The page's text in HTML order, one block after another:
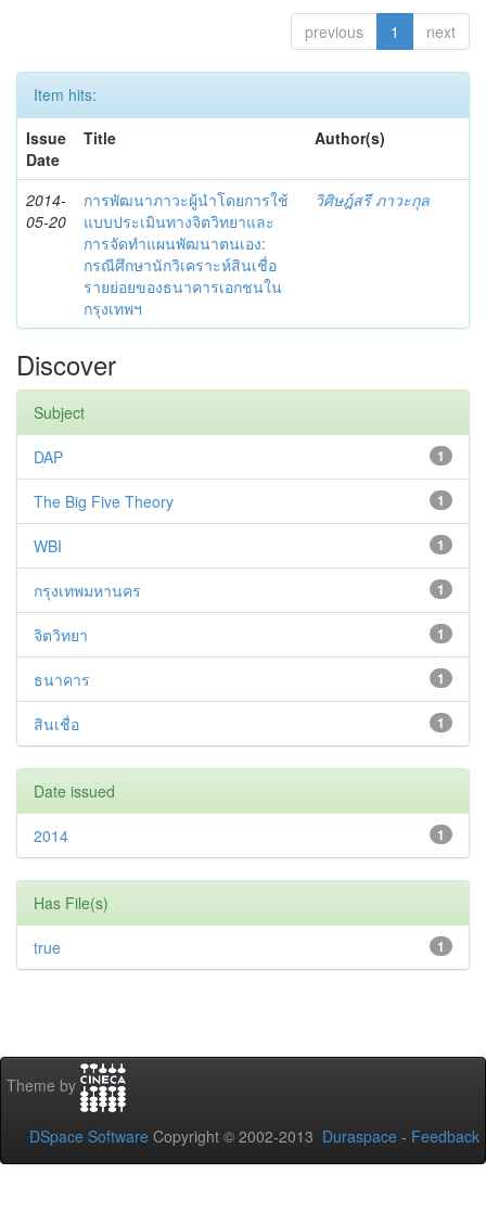
previous 1 next
Item hits:
Issue
Date
Title Author(s)
2014-
05-20
การพัฒนาภาวะผู้นำโดยการใช้
แบบประเมินทางจิตวิทยาและ
การจัดทำแผนพัฒนาตนเอง:
กรณีศึกษานักวิเคราะห์สินเชื่อ
รายย่อยของธนาคารเอกชนใน
กรุงเทพฯ
วิศิษฎ์สรี ภาวะกุล
Discover
Subject
1
DAP
1
The Big Five Theory
1
WBI
1
กรุงเทพมหานคร
1
จิตวิทยา
1
ธนาคาร
1
สินเชื่อ
Date issued
1
2014
Has File(s)
1
true
Theme by
DSpace Software Copyright © 2002-2013 Duraspace - Feedback